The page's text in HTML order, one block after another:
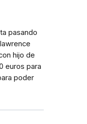
pasando
hijo de
euros para
poder